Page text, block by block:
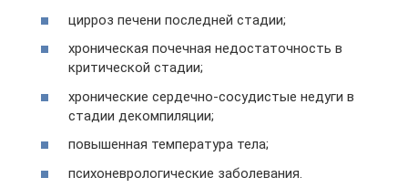
цирроз печени последней стадии;
хроническая почечная недостаточность в
критической стадии;
хронические сердечно-сосудистые недуги в
стадии декомпиляции;
повышенная температура тела;
психоневрологические заболевания.